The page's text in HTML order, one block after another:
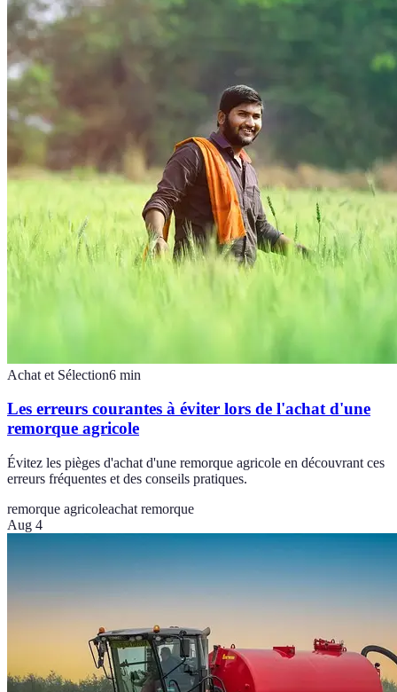
Achat et Sélection6 min
Les erreurs courantes à éviter lors de l'achat d'une
remorque agricole
Évitez les pièges d'achat d'une remorque agricole en découvrant ces
erreurs fréquentes et des conseils pratiques.
remorque agricoleachat remorque
Aug 4